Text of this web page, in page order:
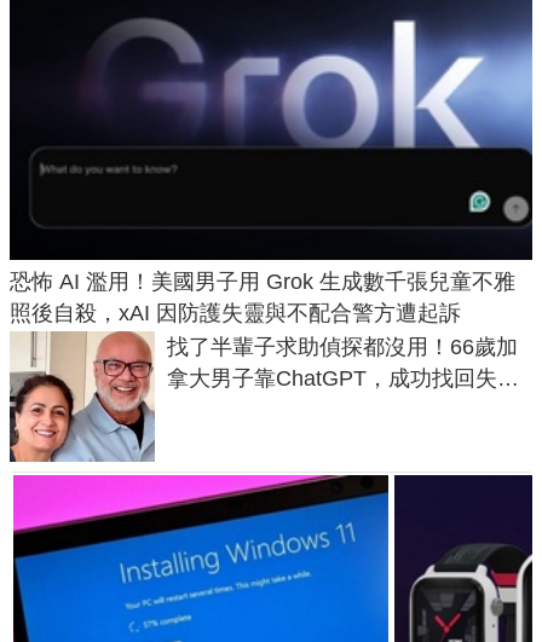
恐怖 AI 濫用！美國男子用 Grok 生成數千張兒童不雅
照後自殺，xAI 因防護失靈與不配合警方遭起訴
找了半輩子求助偵探都沒用！66歲加
拿大男子靠ChatGPT，成功找回失散